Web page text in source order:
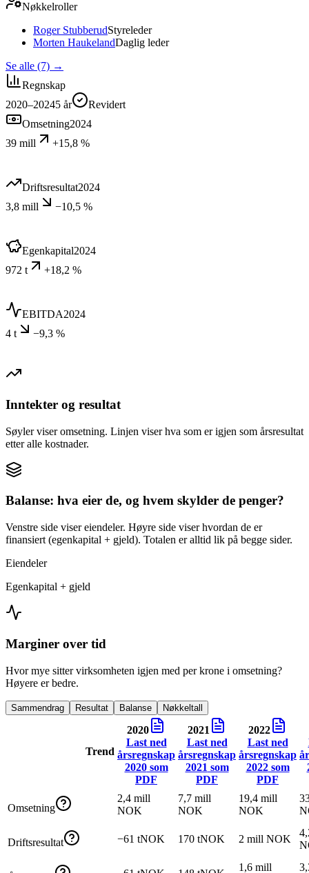
Nøkkelroller
Roger StubberudStyreleder
Morten HaukelandDaglig leder
Se alle (7) →
Regnskap
2020–20245 år
Revidert
Omsetning2024
39 mill
+15,8 %
Driftsresultat2024
3,8 mill
−10,5 %
Egenkapital2024
972 t
+18,2 %
EBITDA2024
4 t
−9,3 %
Inntekter og resultat
Søyler viser omsetning. Linjen viser hva som er igjen som årsresultat
etter alle kostnader.
Balanse: hva eier de, og hvem skylder de penger?
Venstre side viser eiendeler. Høyre side viser hvordan de er
finansiert (egenkapital + gjeld). Totalen er alltid lik på begge sider.
Eiendeler
Egenkapital + gjeld
Marginer over tid
Hvor mye sitter virksomheten igjen med per krone i omsetning?
Høyere er bedre.
Sammendrag Resultat Balanse Nøkkeltall
Trend
2020
Last ned
årsregnskap
2020som
PDF
2021
Last ned
årsregnskap
2021 som
PDF
2022
Last ned
årsregnskap
2022som
PDF
Omsetning
2,4 mill
NOK
7,7 mill
NOK
19,4 mill
NOK
Driftsresultat −61 tNOK 170 tNOK 2 mill NOK
1,6 mill